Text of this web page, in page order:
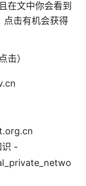
在文中你会看到
点击有机会获得
击）
识 -